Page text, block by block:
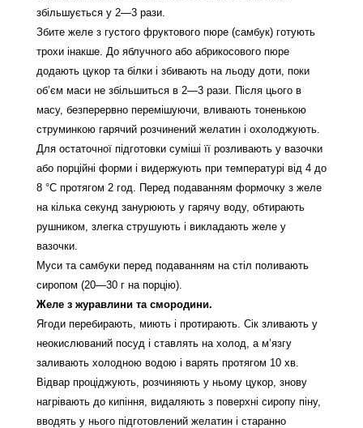
збільшується у 2—3 рази.
Збите желе з густого фруктового пюре (самбук) готують
трохи інакше. До яблучного або абрикосового пюре
додають цукор та білки і збивають на льоду доти, поки
об’єм маси не збільшиться в 2—3 рази. Після цього в
масу, безперервно перемішуючи, вливають тоненькою
струминкою гарячий розчинений желатин і охолоджують.
Для остаточної підготовки суміші її розливають у вазочки
або порційні форми і видержують при температурі від 4 до
8 °С протягом 2 год. Перед подаванням формочку з желе
на кілька секунд занурюють у гарячу воду, обтирають
рушником, злегка струшують і викладають желе у
вазочки.
Муси та самбуки перед подаванням на стіл поливають
сиропом (20—30 г на порцію).
Желе з журавлини та смородини.
Ягоди перебирають, миють і протирають. Сік зливають у
неокислюваний посуд і ставлять на холод, а м’язгу
заливають холодною водою і варять протягом 10 хв.
Відвар проціджують, розчиняють у ньому цукор, знову
нагрівають до кипіння, видаляють з поверхні сиропу піну,
вводять у нього підготовлений желатин і старанно